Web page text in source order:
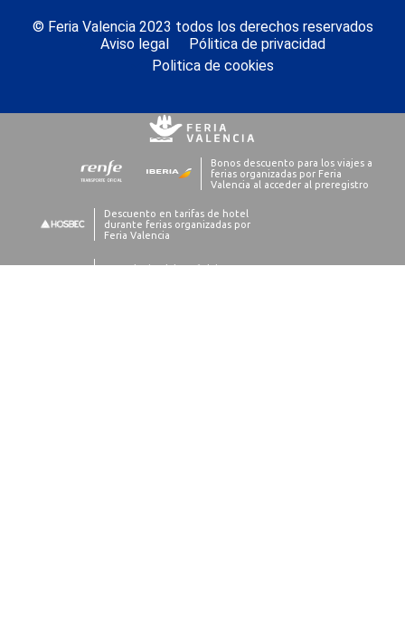
© Feria Valencia 2023 todos los derechos reservados
Aviso legal
Pólitica de privacidad
Politica de cookies